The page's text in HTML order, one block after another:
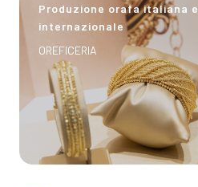
Produzione orafa italiana e
internazionale
OREFICERIA